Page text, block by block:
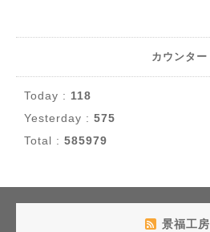
カウンター
Today : 118
Yesterday : 575
Total : 585979
景福工房